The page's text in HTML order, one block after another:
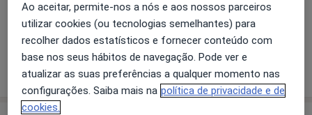
Retorno de consultas Acupunctura
Como mostramos os preços?
Ao aceitar, permite-nos a nós e aos nossos parceiros
utilizar cookies (ou tecnologias semelhantes) para
recolher dados estatísticos e fornecer conteúdo com
base nos seus hábitos de navegação. Pode ver e
atualizar as suas preferências a qualquer momento nas
configurações. Saiba mais na política de privacidade e de
cookies.